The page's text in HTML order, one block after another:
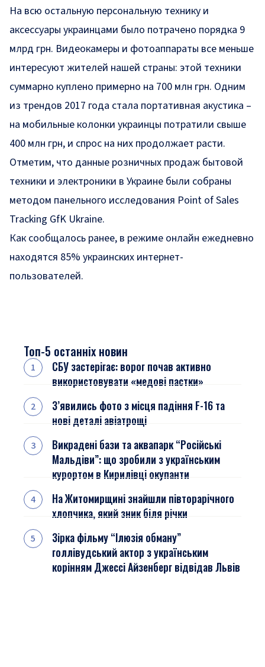
На всю остальную персональную технику и
аксессуары украинцами было потрачено порядка 9
млрд грн. Видеокамеры и фотоаппараты все меньше
интересуют жителей нашей страны: этой техники
суммарно куплено примерно на 700 млн грн. Одним
из трендов 2017 года стала портативная акустика –
на мобильные колонки украинцы потратили свыше
400 млн грн, и спрос на них продолжает расти.
Отметим, что данные розничных продаж бытовой
техники и электроники в Украине были собраны
методом панельного исследования Point of Sales
Tracking GfK Ukraine.
Как сообщалось ранее, в режиме онлайн ежедневно
находятся 85% украинских интернет-
пользователей.
Топ-5 останніх новин
СБУ застерігає: ворог почав активно
використовувати «медові пастки»
З’явились фото з місця падіння F-16 та
нові деталі авіатрощі
Викрадені бази та аквапарк “Російські
Мальдіви”: що зробили з українським
курортом в Кирилівці окупанти
На Житомирщині знайшли півторарічного
хлопчика, який зник біля річки
Зірка фільму “Ілюзія обману”
голлівудський актор з українським
корінням Джессі Айзенберг відвідав Львів